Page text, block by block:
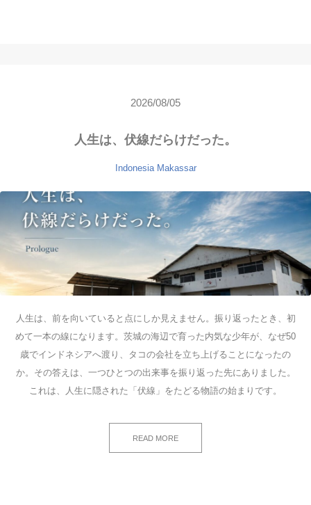
2026/08/05
人生は、伏線だらけだった。
Indonesia Makassar
人生は、前を向いていると点にしか見えません。振り返ったとき、初
めて一本の線になります。茨城の海辺で育った内気な少年が、なぜ50
歳でインドネシアへ渡り、タコの会社を立ち上げることになったの
か。その答えは、一つひとつの出来事を振り返った先にありました。
これは、人生に隠された「伏線」をたどる物語の始まりです。
READ MORE